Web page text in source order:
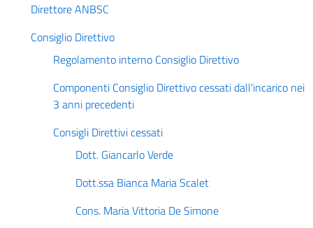
Direttore ANBSC
Consiglio Direttivo
Regolamento interno Consiglio Direttivo
Componenti Consiglio Direttivo cessati dall'incarico nei
3 anni precedenti
Consigli Direttivi cessati
Dott. Giancarlo Verde
Dott.ssa Bianca Maria Scalet
Cons. Maria Vittoria De Simone